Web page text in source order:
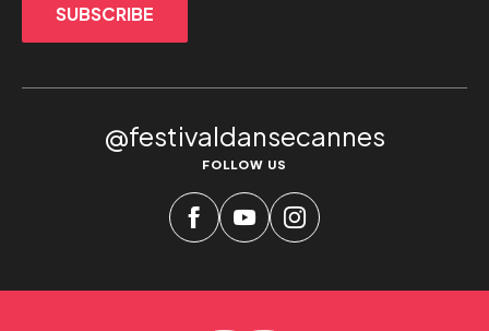
SUBSCRIBE
@festivaldansecannes
FOLLOW US